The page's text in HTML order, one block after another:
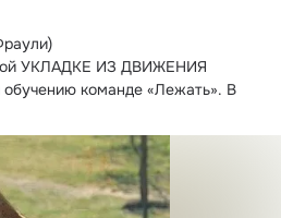
УКЛАДКЕ ИЗ ДВИЖЕНИЯ
обучению команде «Лежать». В